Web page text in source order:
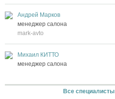
Андрей Марков
менеджер салона
mark-avto
Михаил КИТТО
менеджер салона
Все специалисты